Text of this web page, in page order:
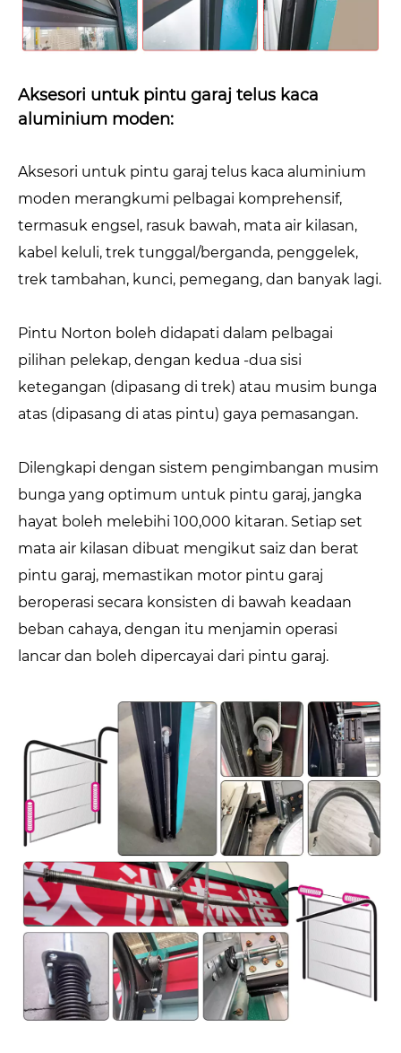
Aksesori untuk pintu garaj telus kaca
aluminium moden:
Aksesori untuk pintu garaj telus kaca aluminium
moden merangkumi pelbagai komprehensif,
termasuk engsel, rasuk bawah, mata air kilasan,
kabel keluli, trek tunggal/berganda, penggelek,
trek tambahan, kunci, pemegang, dan banyak lagi.
Pintu Norton boleh didapati dalam pelbagai
pilihan pelekap, dengan kedua -dua sisi
ketegangan (dipasang di trek) atau musim bunga
atas (dipasang di atas pintu) gaya pemasangan.
Dilengkapi dengan sistem pengimbangan musim
bunga yang optimum untuk pintu garaj, jangka
hayat boleh melebihi 100,000 kitaran. Setiap set
mata air kilasan dibuat mengikut saiz dan berat
pintu garaj, memastikan motor pintu garaj
beroperasi secara konsisten di bawah keadaan
beban cahaya, dengan itu menjamin operasi
lancar dan boleh dipercayai dari pintu garaj.